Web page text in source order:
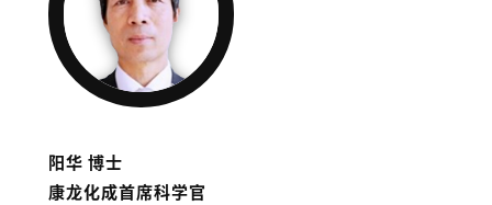
阳华 博士
康龙化成首席科学官